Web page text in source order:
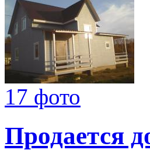
17 фото
Продается